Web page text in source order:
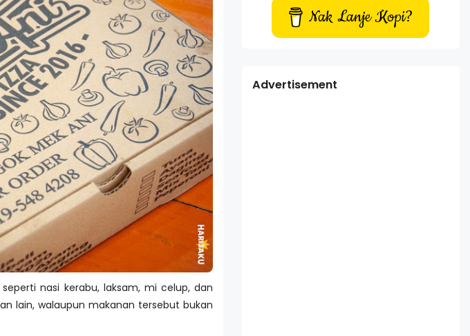
nasi kerabu, laksam, mi celup, dan
lain, walaupun makanan tersebut bukan
Nak Lanje Kopi?
Advertisement